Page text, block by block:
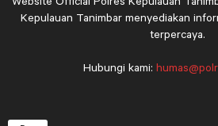
Kepulauan Tanimbar menyediakan
terpercaya.
Hubungi kami: